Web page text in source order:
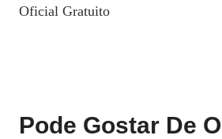
Post
Oficial Gratuito
Pode Gostar De